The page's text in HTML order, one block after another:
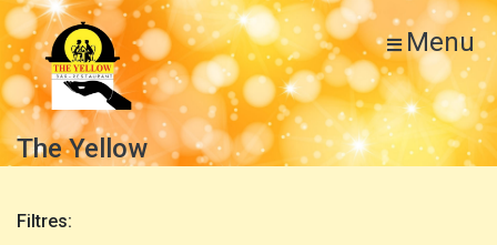
Menu
The Yellow
Filtres: